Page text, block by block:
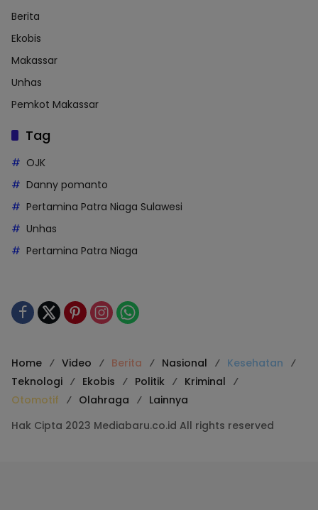
Berita
Ekobis
Makassar
Unhas
Pemkot Makassar
Tag
OJK
Danny pomanto
Pertamina Patra Niaga Sulawesi
Unhas
Pertamina Patra Niaga
Home Video Berita Nasional
Kesehatan
Teknologi
Ekobis Politik
Kriminal
Otomotif
Olahraga
Lainnya
Hak Cipta 2023 Mediabaru.co.id All rights reserved